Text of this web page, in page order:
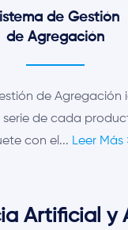
de Gestión
de Agregación
de Agregación
serie de cada
con el... Leer Más
Artificial y